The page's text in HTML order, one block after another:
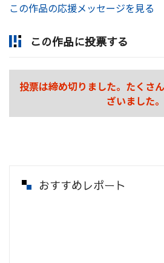
この作品の応援メッセージを見る
この作品に投票する
投票は締め切りました。たくさ
ざいました。
おすすめレポート